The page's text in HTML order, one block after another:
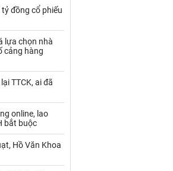
Mắc ca
Phân bón
Sắt thép
đồng cổ phiếu
lựa chọn nhà
cảng hàng
TTCK, ai đã
online, lao
bắt buộc
Hồ Văn Khoa